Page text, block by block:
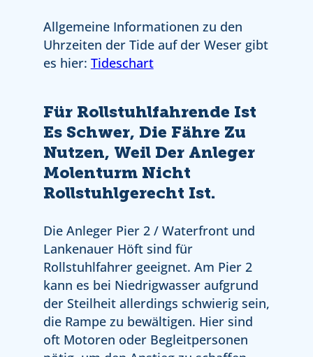
Allgemeine Informationen zu den
Uhrzeiten der Tide auf der Weser gibt
es hier: Tideschart
Für Rollstuhlfahrende Ist
Es Schwer, Die Fähre Zu
Nutzen, Weil Der Anleger
Molenturm Nicht
Rollstuhlgerecht Ist.
Die Anleger Pier 2 / Waterfront und
Lankenauer Höft sind für
Rollstuhlfahrer geeignet. Am Pier 2
kann es bei Niedrigwasser aufgrund
der Steilheit allerdings schwierig sein,
die Rampe zu bewältigen. Hier sind
oft Motoren oder Begleitpersonen